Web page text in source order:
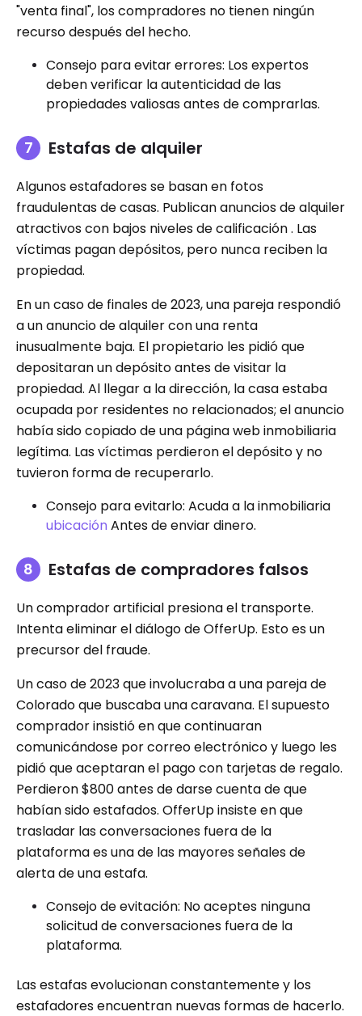
"venta final", los compradores no tienen ningún
recurso después del hecho.
Consejo para evitar errores: Los expertos
deben verificar la autenticidad de las
propiedades valiosas antes de comprarlas.
Estafas de alquiler
Algunos estafadores se basan en fotos
fraudulentas de casas. Publican anuncios de alquiler
atractivos con bajos niveles de calificación . Las
víctimas pagan depósitos, pero nunca reciben la
propiedad.
En un caso de finales de 2023, una pareja respondió
a un anuncio de alquiler con una renta
inusualmente baja. El propietario les pidió que
depositaran un depósito antes de visitar la
propiedad. Al llegar a la dirección, la casa estaba
ocupada por residentes no relacionados; el anuncio
había sido copiado de una página web inmobiliaria
legítima. Las víctimas perdieron el depósito y no
tuvieron forma de recuperarlo.
Consejo para evitarlo: Acuda a la inmobiliaria
ubicación Antes de enviar dinero.
Estafas de compradores falsos
Un comprador artificial presiona el transporte.
Intenta eliminar el diálogo de OfferUp. Esto es un
precursor del fraude.
Un caso de 2023 que involucraba a una pareja de
Colorado que buscaba una caravana. El supuesto
comprador insistió en que continuaran
comunicándose por correo electrónico y luego les
pidió que aceptaran el pago con tarjetas de regalo.
Perdieron $800 antes de darse cuenta de que
habían sido estafados. OfferUp insiste en que
trasladar las conversaciones fuera de la
plataforma es una de las mayores señales de
alerta de una estafa.
Consejo de evitación: No aceptes ninguna
solicitud de conversaciones fuera de la
plataforma.
Las estafas evolucionan constantemente y los
estafadores encuentran nuevas formas de hacerlo.